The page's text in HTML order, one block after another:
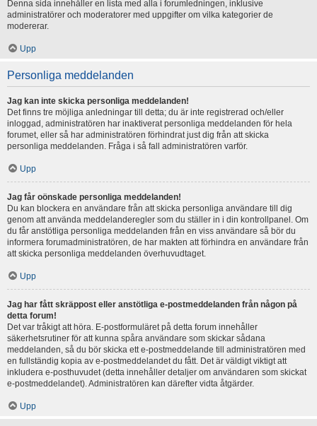
Denna sida innehåller en lista med alla i forumledningen, inklusive
administratörer och moderatorer med uppgifter om vilka kategorier de
modererar.
Upp
Personliga meddelanden
Jag kan inte skicka personliga meddelanden!
Det finns tre möjliga anledningar till detta; du är inte registrerad och/eller
inloggad, administratören har inaktiverat personliga meddelanden för hela
forumet, eller så har administratören förhindrat just dig från att skicka
personliga meddelanden. Fråga i så fall administratören varför.
Upp
Jag får oönskade personliga meddelanden!
Du kan blockera en användare från att skicka personliga användare till dig
genom att använda meddelanderegler som du ställer in i din kontrollpanel. Om
du får anstötliga personliga meddelanden från en viss användare så bör du
informera forumadministratören, de har makten att förhindra en användare från
att skicka personliga meddelanden överhuvudtaget.
Upp
Jag har fått skräppost eller anstötliga e-postmeddelanden från någon på
detta forum!
Det var tråkigt att höra. E-postformuläret på detta forum innehåller
säkerhetsrutiner för att kunna spåra användare som skickar sådana
meddelanden, så du bör skicka ett e-postmeddelande till administratören med
en fullständig kopia av e-postmeddelandet du fått. Det är väldigt viktigt att
inkludera e-posthuvudet (detta innehåller detaljer om användaren som skickat
e-postmeddelandet). Administratören kan därefter vidta åtgärder.
Upp